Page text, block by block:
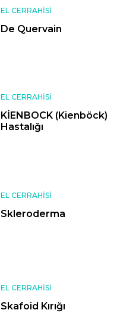
EL CERRAHISI
De Quervain
EL CERRAHISI
KİENBOCK (Kienböck)
Hastalığı
EL CERRAHISI
Skleroderma
EL CERRAHISI
Skafoid Kırığı